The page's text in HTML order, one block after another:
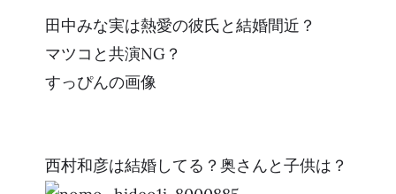
田中みな実は熱愛の彼氏と結婚間近？
マツコと共演NG？
すっぴんの画像
西村和彦は結婚してる？奥さんと子供は？